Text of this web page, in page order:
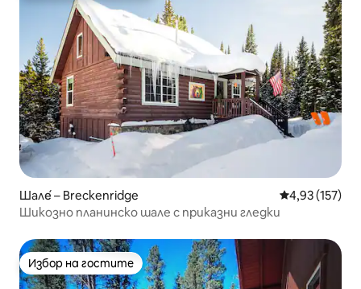
Шале́ – Breckenridge Средна
4,93 (157)
Шикозно планинско шале с приказни гледки
Избор на гостите
Избор на гостите